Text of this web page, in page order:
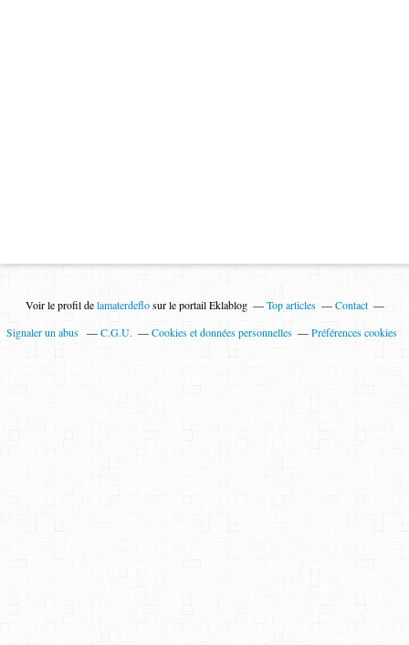
Voir le profil delamaterdeflosur le portail Eklablog Top articles
Contact
Signaler un abus
C.G.U. Cookies et données personnelles Préférences cookies